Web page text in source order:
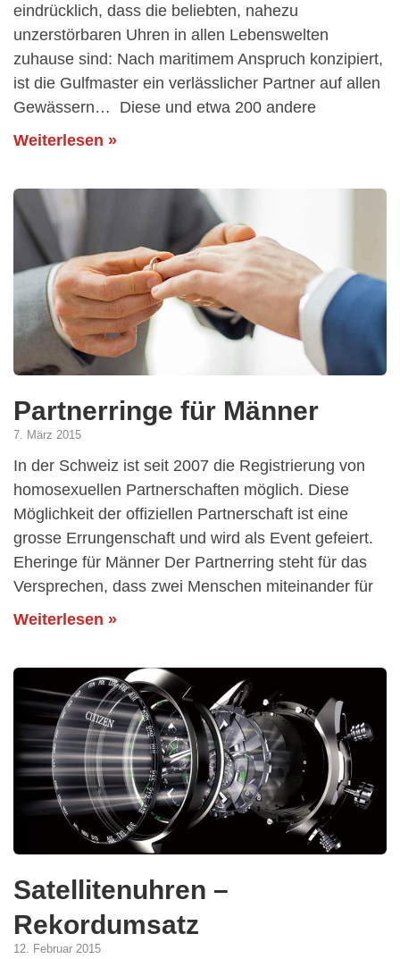
eindrücklich, dass die beliebten, nahezu
unzerstörbaren Uhren in allen Lebenswelten
zuhause sind: Nach maritimem Anspruch konzipiert,
ist die Gulfmaster ein verlässlicher Partner auf allen
Gewässern… Diese und etwa 200 andere
Weiterlesen »
Partnerringe für Männer
7. März 2015
In der Schweiz ist seit 2007 die Registrierung von
homosexuellen Partnerschaften möglich. Diese
Möglichkeit der offiziellen Partnerschaft ist eine
grosse Errungenschaft und wird als Event gefeiert.
Eheringe für Männer Der Partnerring steht für das
Versprechen, dass zwei Menschen miteinander für
Weiterlesen »
Satellitenuhren –
Rekordumsatz
12. Februar 2015